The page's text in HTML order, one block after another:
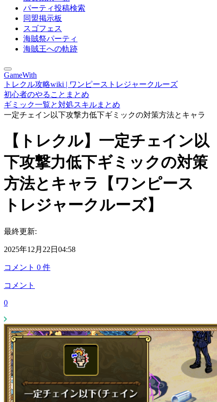
パーティ投稿検索
同盟掲示板
スゴフェス
海賊祭パーティ
海賊王への軌跡
GameWith
トレクル攻略wiki | ワンピーストレジャークルーズ
初心者のやることまとめ
ギミック一覧と対処スキルまとめ
一定チェイン以下攻撃力低下ギミックの対策方法とキャラ
【トレクル】一定チェイン以
下攻撃力低下ギミックの対策
方法とキャラ【ワンピース
トレジャークルーズ】
最終更新:
2025年12月22日04:58
コメント 0 件
コメント
0